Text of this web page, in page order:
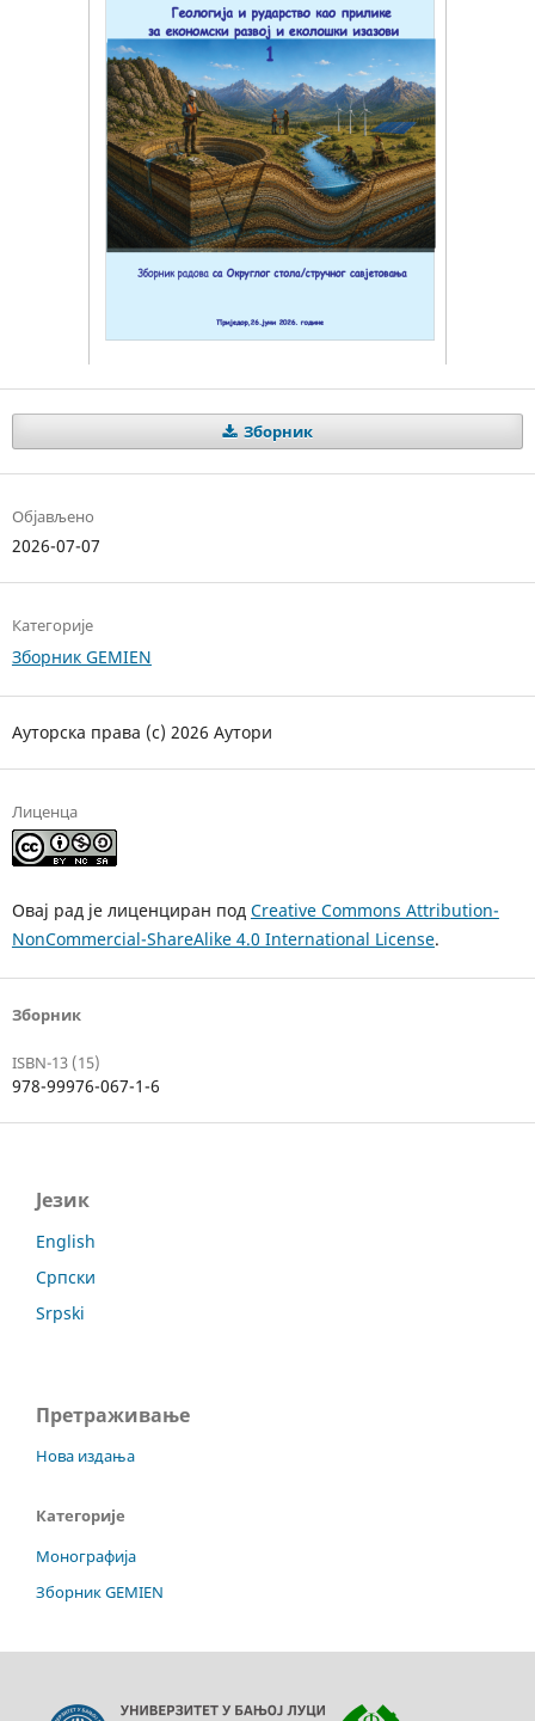
Зборник
Објављено
2026-07-07
Категорије
Зборник GEMIEN
Ауторска права (c) 2026 Аутори
Лиценца
Овај рад је лиценциран под Creative Commons Attribution-
NonCommercial-ShareAlike 4.0 International License.
Зборник
ISBN-13 (15)
978-99976-067-1-6
Језик
English
Српски
Srpski
Претраживање
Нова издања
Категорије
Монографија
Зборник GEMIEN